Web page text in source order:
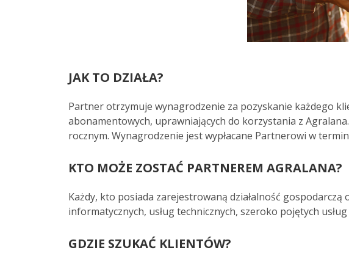
JAK TO DZIAŁA?
Partner otrzymuje wynagrodzenie za pozyskanie każdego
abonamentowych, uprawniających do korzystania z
rocznym. Wynagrodzenie jest wypłacane Partnerowi w
KTO MOŻE ZOSTAĆ PARTNEREM AGRALANA?
Każdy, kto posiada zarejestrowaną działalność
informatycznych, usług technicznych, szeroko pojętych
GDZIE SZUKAĆ KLIENTÓW?